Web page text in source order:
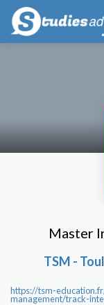
Master
TSM -
https://tsm-
management/track-